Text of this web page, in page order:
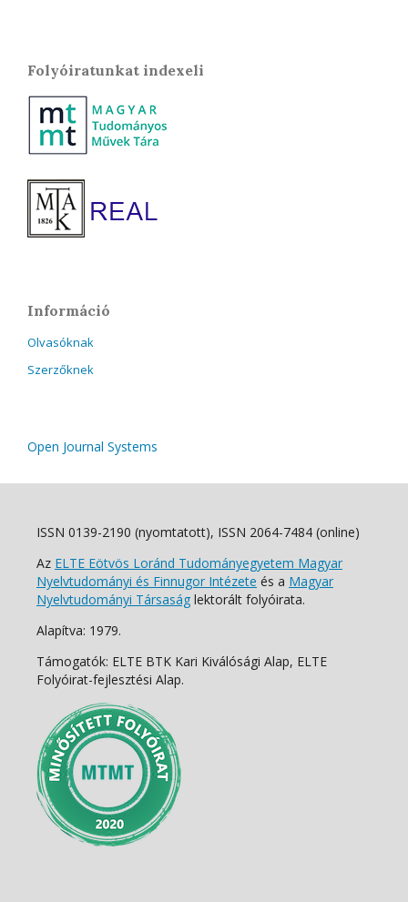
Folyóiratunkat indexeli
Információ
Olvasóknak
Szerzőknek
Open Journal Systems
ISSN 0139-2190 (nyomtatott), ISSN 2064-7484 (online)
Az ELTE Eötvös Loránd Tudományegyetem Magyar
Nyelvtudományi és Finnugor Intézete és a Magyar
Nyelvtudományi Társaság lektorált folyóirata.
Alapítva: 1979.
Támogatók: ELTE BTK Kari Kiválósági Alap, ELTE
Folyóirat-fejlesztési Alap.